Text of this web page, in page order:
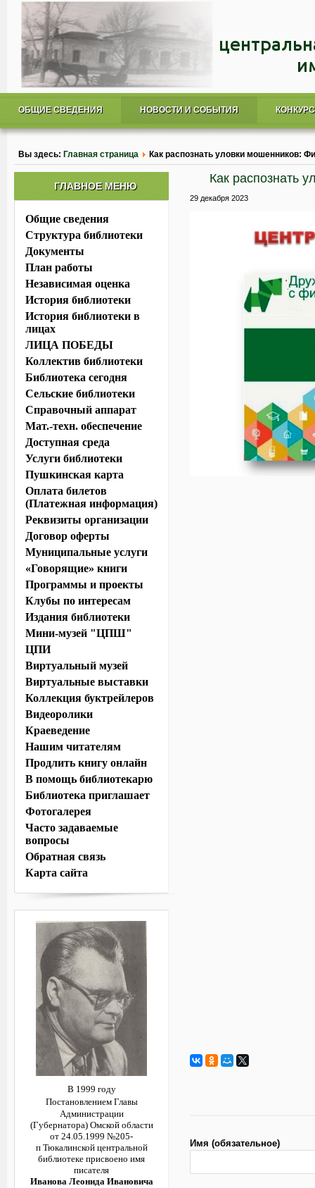
ОБЩИЕ СВЕДЕНИЯ НОВОСТИ И СОБЫТИЯ
Вы здесь: Главная страница Как распознать уловки мошенников:
Как распознать
29 декабря 2023
Имя (обязательное)
ГЛАВНОЕ МЕНЮ
Общие сведения
Структура библиотеки
Документы
План работы
Независимая оценка
История библиотеки
История библиотеки в
лицах
ЛИЦА ПОБЕДЫ
Коллектив библиотеки
Библиотека сегодня
Сельские библиотеки
Справочный аппарат
Мат.-техн. обеспечение
Доступная среда
Услуги библиотеки
Пушкинская карта
Оплата билетов
(Платежная информация)
Реквизиты организации
Договор оферты
Муниципальные услуги
«Говорящие» книги
Программы и проекты
Клубы по интересам
Издания библиотеки
Мини-музей "ЦПШ"
ЦПИ
Виртуальный музей
Виртуальные выставки
Коллекция буктрейлеров
Видеоролики
Краеведение
Нашим читателям
Продлить книгу онлайн
В помощь библиотекарю
Библиотека приглашает
Фотогалерея
Часто задаваемые
вопросы
Обратная связь
Карта сайта
В 1999 году
Постановлением Главы
Администрации
(Губернатора) Омской области
от 24.05.1999 №205-
п Тюкалинской центральной
библиотеке присвоено имя
писателя
Иванова Леонида Ивановича